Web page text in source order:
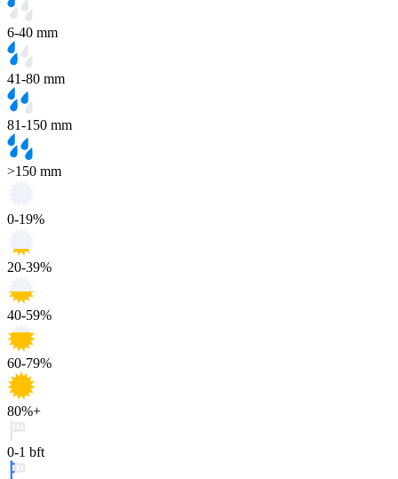
6-40 mm
41-80 mm
81-150 mm
>150 mm
0-19%
20-39%
40-59%
60-79%
80%+
0-1 bft